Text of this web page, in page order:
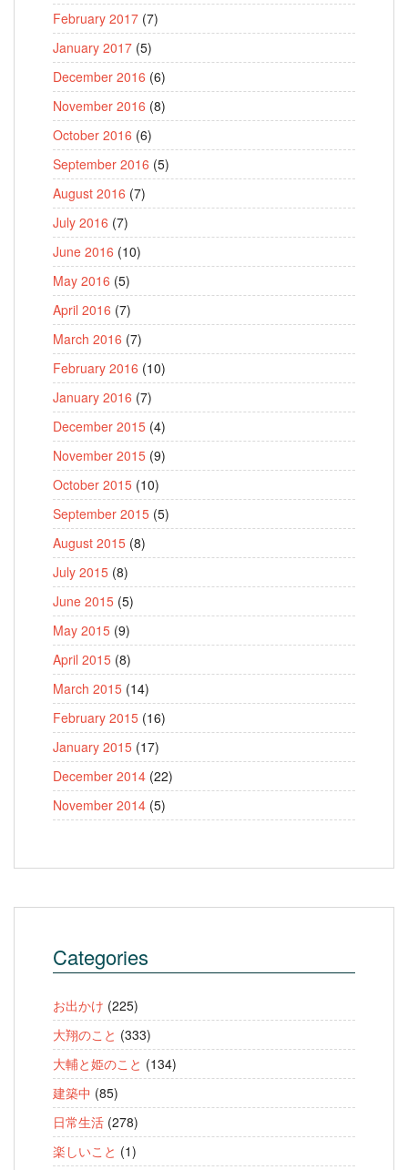
February 2017 (7)
January 2017 (5)
December 2016 (6)
November 2016 (8)
October 2016 (6)
September 2016 (5)
August 2016 (7)
July 2016 (7)
June 2016 (10)
May 2016 (5)
April 2016 (7)
March 2016 (7)
February 2016 (10)
January 2016 (7)
December 2015 (4)
November 2015 (9)
October 2015 (10)
September 2015 (5)
August 2015 (8)
July 2015 (8)
June 2015 (5)
May 2015 (9)
April 2015 (8)
March 2015 (14)
February 2015 (16)
January 2015 (17)
December 2014 (22)
November 2014 (5)
Categories
お出かけ (225)
大翔のこと (333)
大輔と姫のこと (134)
建築中 (85)
日常生活 (278)
楽しいこと (1)